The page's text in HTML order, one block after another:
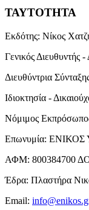
ΤΑΥΤΟΤΗΤΑ
Εκδότης: Νίκος
Γενικός Διευθυντής -
Διευθύντρια
Ιδιοκτησία -
Νόμιμος
Επωνυμία: ΕΝΙΚΟΣ
ΑΦΜ: 800384700
Έδρα: Πλαστήρα
Email: